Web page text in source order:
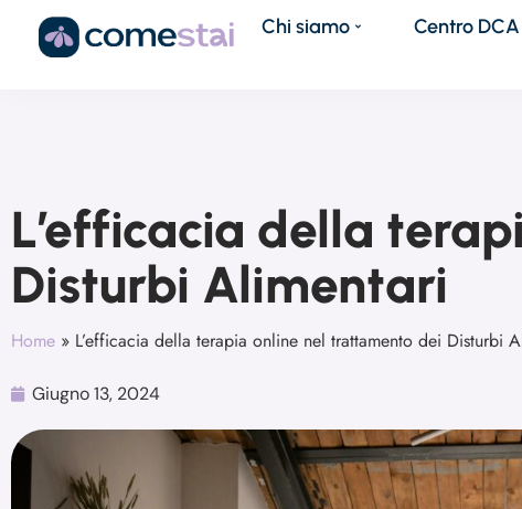
Chi siamo Centro DCA
L’efficacia della
Disturbi Alimentari
Home » L’efficacia della terapia online nel trattamento dei Disturbi
Giugno 13, 2024